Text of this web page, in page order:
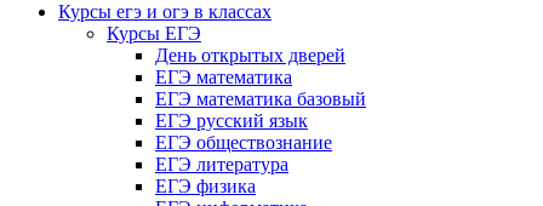
Курсы егэ и огэ в классах
Курсы ЕГЭ
День открытых дверей
ЕГЭ математика
ЕГЭ математика базовый
ЕГЭ русский язык
ЕГЭ обществознание
ЕГЭ литература
ЕГЭ физика